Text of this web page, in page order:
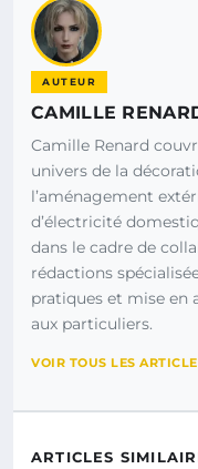
AUTEUR
CAMILLE
Camille Renard
univers de la
l’aménagement
d’électricité
dans le cadre de
rédactions
pratiques et mise en
aux particuliers.
VOIR TOUS LES
ARTICLES